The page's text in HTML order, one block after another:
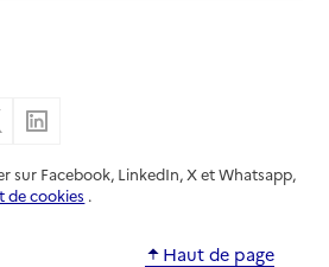
emailsur Facebook
Partager sur X
sur Facebook, LinkedIn, X et Whatsapp,
de cookies .
Haut de page